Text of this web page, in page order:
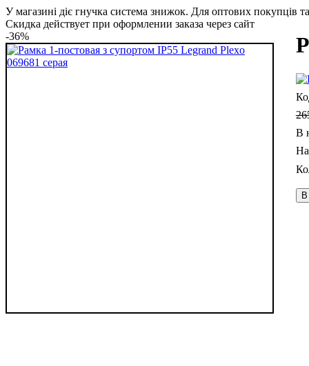
У магазині діє гнучка система знижок. Для оптових покупців
Скидка действует при оформлении заказа через сайт
-36%
В
В